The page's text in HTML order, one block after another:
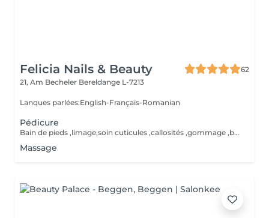
Felicia Nails & Beauty
62
21, Am Becheler Bereldange L-7213
Lanques parlées:English-Français-Romanian
Pédicure
Bain de pieds ,limage,soin cuticules ,callosités ,gommage ,base,crème
Massage